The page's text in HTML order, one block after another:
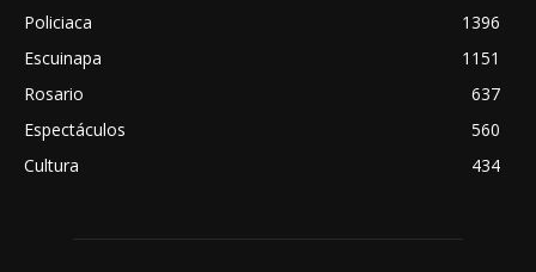
Policiaca
1396
Escuinapa
1151
Rosario
637
Espectáculos
560
Cultura
434